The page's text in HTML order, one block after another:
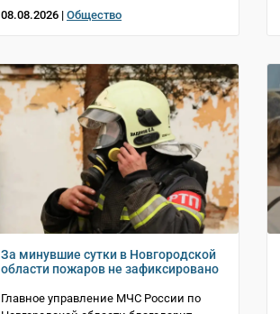
08.08.2026 | Общество
За минувшие сутки в Новгородской
области пожаров не зафиксировано
Главное управление МЧС России по